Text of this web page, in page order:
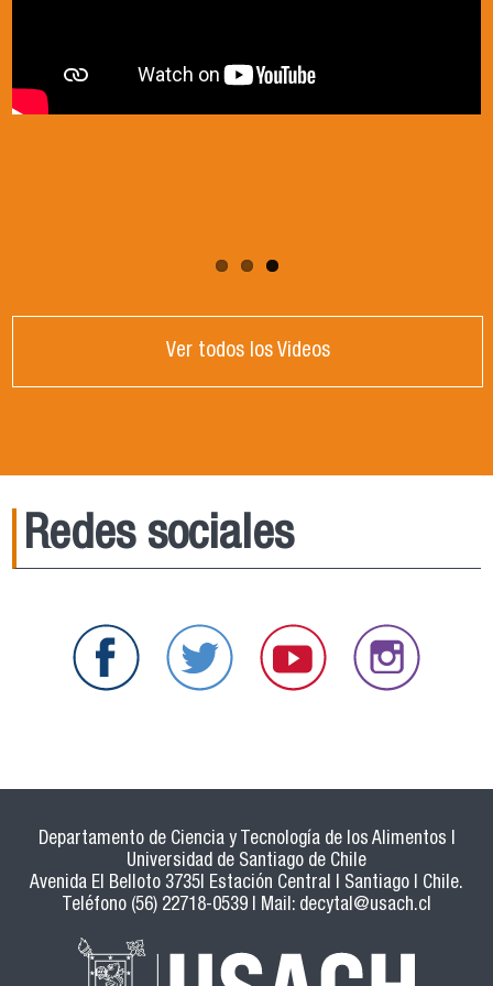
Ver todos los Videos
Redes sociales
Departamento de Ciencia y Tecnología de los Alimentos |
Universidad de Santiago de Chile
Avenida El Belloto 3735| Estación Central | Santiago | Chile.
Teléfono (56) 22718-0539 | Mail: decytal@usach.cl